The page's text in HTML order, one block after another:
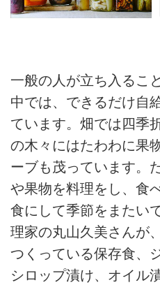
一般の人が立ち入るこ
中では、できるだけ自
ています。畑では四季
の木々にはたわわに果
ーブも茂っています。
や果物を料理をし、食
食にして季節をまたい
理家の丸山久美さんが
つくっている保存食、
シロップ漬け、オイル